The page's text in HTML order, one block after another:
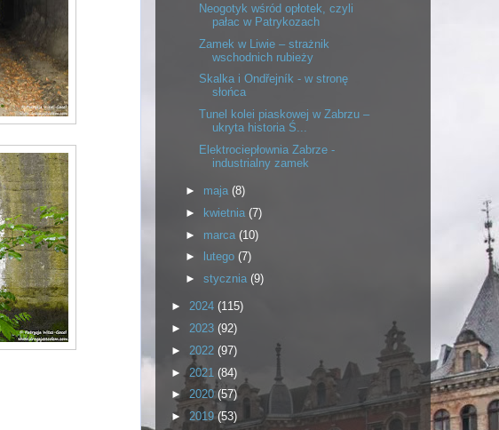
Neogotyk wśród opłotek, czyli
pałac w Patrykozach
Zamek w Liwie – strażnik
wschodnich rubieży
Skalka i Ondřejník - w stronę
słońca
Tunel kolei piaskowej w Zabrzu –
ukryta historia Ś...
Elektrociepłownia Zabrze -
industrialny zamek
► maja (8)
►
kwietnia (7)
► marca (10)
►
lutego (7)
► stycznia (9)
► 2024 (115)
► 2023 (92)
► 2022 (97)
► 2021 (84)
► 2020(57)
► 2019(53)